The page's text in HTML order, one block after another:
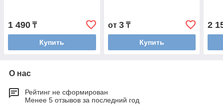
1 490 ₸
Купить
от 3₸
Купить
2
О нас
Рейтинг не сформирован
Менее 5 отзывов за последний год